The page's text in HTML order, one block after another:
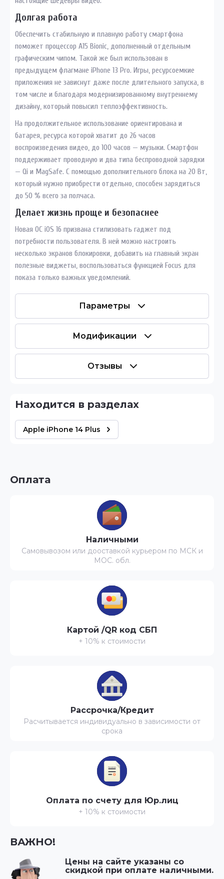
Долгая работа
Обеспечить стабильную и плавную работу смартфона
поможет процессор A15 Bionic, дополненный отдельным
графическим чипом. Такой же был использован в
предыдущем флагмане iPhone 13 Pro. Игры, ресурсоемкие
приложения не зависнут даже после длительного запуска, в
том числе и благодаря модернизированному внутреннему
дизайну, который повысил теплоэффективность.
На продолжительное использование ориентирована и
батарея, ресурса которой хватит до 26 часов
воспроизведения видео, до 100 часов — музыки. Смартфон
поддерживает проводную и два типа беспроводной зарядки
— Qi и MagSafe. С помощью дополнительного блока на 20 Вт,
который нужно приобрести отдельно, способен зарядиться
до 50 % всего за полчаса.
Делает жизнь проще и безопаснее
Новая ОС iOS 16 призвана стилизовать гаджет под
потребности пользователя. В ней можно настроить
несколько экранов блокировки, добавить на главный экран
полезные виджеты, воспользоваться функцией Focus для
показа только важных уведомлений.
Параметры
Модификации
Отзывы
Находится в разделах
Apple iPhone 14 Plus
ВАЖНО!
Цены на сайте указаны со
скидкой при оплате наличными.
Оплата
Наличными
Самовывозом или дооставкой курьером по МСК и
МОС. обл.
Картой /QR код СБП
+ 10% к стоимости
Рассрочка/Кредит
Расчитывается индивидуально в зависимости от
срока
Оплата по счету для Юр.лиц
+ 10% к стоимости